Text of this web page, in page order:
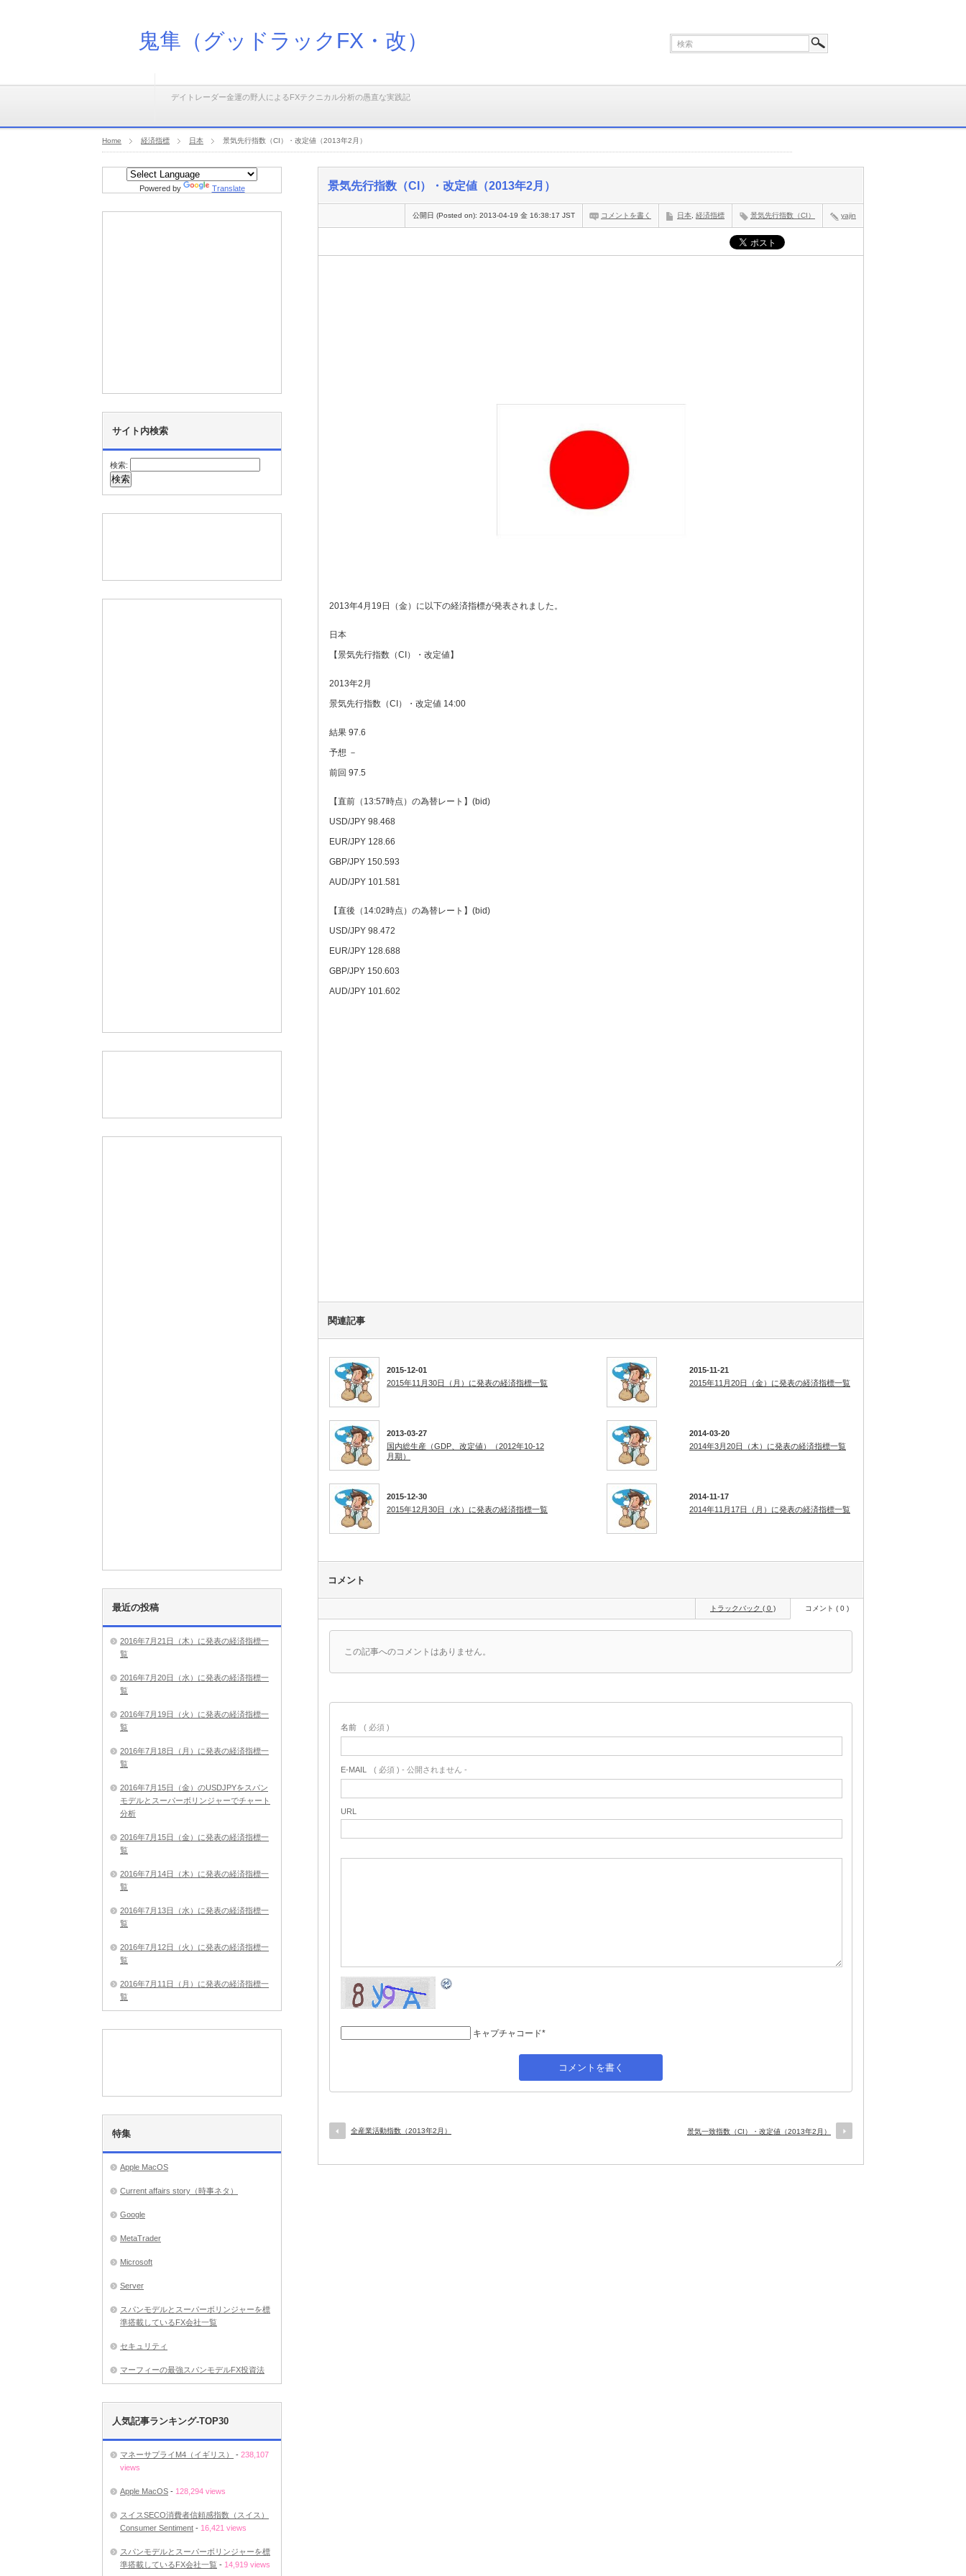
鬼隼（グッドラックFX・改）
デイトレーダー金運の野人によるFXテクニカル分析の愚直な実践記
Home 経済指標 日本 景気先行指数（CI）・改定値（2013年2月）
景気先行指数（CI）・改定値（2013年2月）
yajin
景気先行指数（CI）
日本 経済指標
コメントを書く
公開日 (Posted on): 2013-04-19 金 16:38:17 JST
2013年4月19日（金）に以下の経済指標が発表されました。
日本
【景気先行指数（CI）・改定値】
2013年2月
景気先行指数（CI）・改定値 14:00
結果 97.6
予想 －
前回 97.5
【直前（13:57時点）の為替レート】(bid)
USD/JPY 98.468
EUR/JPY 128.66
GBP/JPY 150.593
AUD/JPY 101.581
【直後（14:02時点）の為替レート】(bid)
USD/JPY 98.472
EUR/JPY 128.688
GBP/JPY 150.603
AUD/JPY 101.602
関連記事
2015-12-01
2015年11月30日（月）に発表の経済指標一覧
2015-11-21
2015年11月20日（金）に発表の経済指標一覧
2013-03-27
国内総生産（GDP、改定値）（2012年10-12
月期）
2014-03-20
2014年3月20日（木）に発表の経済指標一覧
2015-12-30
2015年12月30日（水）に発表の経済指標一覧
2014-11-17
2014年11月17日（月）に発表の経済指標一覧
コメント
トラックバック ( 0 ) コメント ( 0 )
この記事へのコメントはありません。
名前 ( 必須 )
E-MAIL ( 必須 ) - 公開されません -
URL
キャプチャコード*
全産業活動指数（2013年2月） 景気一致指数（CI）・改定値（2013年2月）
Powered by Translate
サイト内検索
検索:
最近の投稿
2016年7月21日（木）に発表の経済指標一
覧
2016年7月20日（水）に発表の経済指標一
覧
2016年7月19日（火）に発表の経済指標一
覧
2016年7月18日（月）に発表の経済指標一
覧
2016年7月15日（金）のUSDJPYをスパン
モデルとスーパーボリンジャーでチャート
分析
2016年7月15日（金）に発表の経済指標一
覧
2016年7月14日（木）に発表の経済指標一
覧
2016年7月13日（水）に発表の経済指標一
覧
2016年7月12日（火）に発表の経済指標一
覧
2016年7月11日（月）に発表の経済指標一
覧
特集
Apple MacOS
Current affairs story（時事ネタ）
Google
MetaTrader
Microsoft
Server
スパンモデルとスーパーボリンジャーを標
準搭載しているFX会社一覧
セキュリティ
マーフィーの最強スパンモデルFX投資法
人気記事ランキング-TOP30
マネーサプライM4（イギリス） - 238,107
views
Apple MacOS - 128,294 views
スイスSECO消費者信頼感指数（スイス）
Consumer Sentiment - 16,421 views
スパンモデルとスーパーボリンジャーを標
準搭載しているFX会社一覧 - 14,919 views